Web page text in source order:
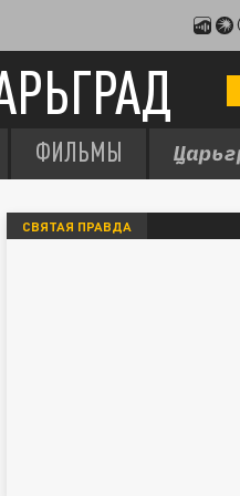
ФИЛЬМЫ
СВЯТАЯ ПРАВДА